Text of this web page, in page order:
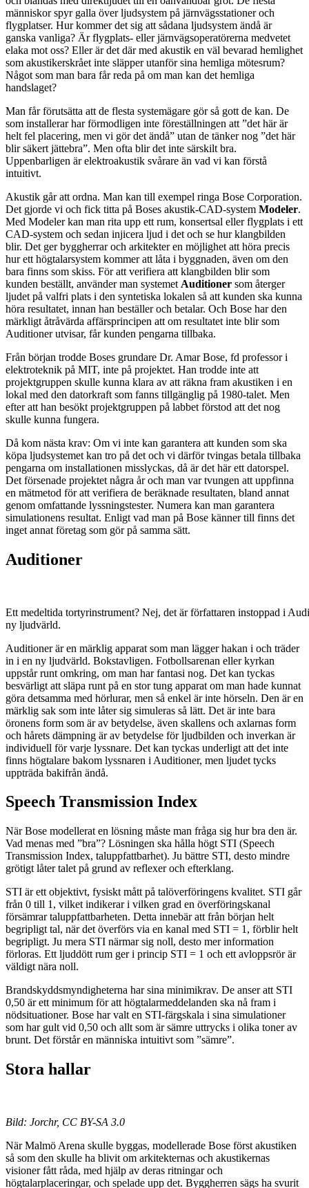
människor spyr galla över ljudsystem på järnvägsstationer och
flygplatser. Hur kommer det sig att sådana ljudsystem ändå är
ganska vanliga? Är flygplats- eller järnvägsoperatörerna medvetet
elaka mot oss? Eller är det där med akustik en väl bevarad hemlighet
som akustikerskrået inte släpper utanför sina hemliga mötesrum?
Något som man bara får reda på om man kan det hemliga
handslaget?
Man får förutsätta att de flesta systemägare gör så gott de kan. De
som installerar har förmodligen inte föreställningen att ”det här är
helt fel placering, men vi gör det ändå” utan de tänker nog ”det här
blir säkert jättebra”. Men ofta blir det inte särskilt bra.
Uppenbarligen är elektroakustik svårare än vad vi kan förstå
intuitivt.
Akustik går att ordna. Man kan till exempel ringa Bose Corporation.
Det gjorde vi och fick titta på Boses akustik-CAD-system Modeler.
Med Modeler kan man rita upp ett rum, konsertsal eller flygplats i ett
CAD-system och sedan injicera ljud i det och se hur klangbilden
blir. Det ger byggherrar och arkitekter en möjlighet att höra precis
hur ett högtalarsystem kommer att låta i byggnaden, även om den
bara finns som skiss. För att verifiera att klangbilden blir som
kunden beställt, använder man systemet Auditioner som återger
ljudet på valfri plats i den syntetiska lokalen så att kunden ska kunna
höra resultatet, innan han beställer och betalar. Och Bose har den
märkligt åtråvärda affärsprincipen att om resultatet inte blir som
Auditioner utvisar, får kunden pengarna tillbaka.
Från början trodde Boses grundare Dr. Amar Bose, fd professor i
elektroteknik på MIT, inte på projektet. Han trodde inte att
projektgruppen skulle kunna klara av att räkna fram akustiken i en
lokal med den datorkraft som fanns tillgänglig på 1980-talet. Men
efter att han besökt projektgruppen på labbet förstod att det nog
skulle kunna fungera.
Då kom nästa krav: Om vi inte kan garantera att kunden som ska
köpa ljudsystemet kan tro på det och vi därför tvingas betala tillbaka
pengarna om installationen misslyckas, då är det här ett datorspel.
Det försenade projektet några år och man var tvungen att uppfinna
en mätmetod för att verifiera de beräknade resultaten, bland annat
genom omfattande lyssningstester. Numera kan man garantera
simulationens resultat. Enligt vad man på Bose känner till finns det
inget annat företag som gör på samma sätt.
Auditioner
Ett medeltida tortyrinstrument? Nej, det är författaren instoppad i
ny ljudvärld.
Auditioner är en märklig apparat som man lägger hakan i och träder
in i en ny ljudvärld. Bokstavligen. Fotbollsarenan eller kyrkan
uppstår runt omkring, om man har fantasi nog. Det kan tyckas
besvärligt att släpa runt på en stor tung apparat om man hade kunnat
göra detsamma med hörlurar, men så enkel är inte hörseln. Den är en
märklig sak som inte låter sig simuleras så lätt. Det är inte bara
öronens form som är av betydelse, även skallens och axlarnas form
och hårets dämpning är av betydelse för ljudbilden och inverkan är
individuell för varje lyssnare. Det kan tyckas underligt att det inte
finns högtalare bakom lyssnaren i Auditioner, men ljudet tycks
uppträda bakifrån ändå.
Speech Transmission Index
När Bose modellerat en lösning måste man fråga sig hur bra den är.
Vad menas med ”bra”? Lösningen ska hålla högt STI (Speech
Transmission Index, taluppfattbarhet). Ju bättre STI, desto mindre
grötigt låter talet på grund av reflexer och efterklang.
STI är ett objektivt, fysiskt mått på talöverföringens kvalitet. STI går
från 0 till 1, vilket indikerar i vilken grad en överföringskanal
försämrar taluppfattbarheten. Detta innebär att från början helt
begripligt tal, när det överförs via en kanal med STI = 1, förblir helt
begripligt. Ju mera STI närmar sig noll, desto mer information
förloras. Ett ljuddött rum ger i princip STI = 1 och ett avloppsrör är
väldigt nära noll.
Brandskyddsmyndigheterna har sina minimikrav. De anser att STI
0,50 är ett minimum för att högtalarmeddelanden ska nå fram i
nödsituationer. Bose har valt en STI-färgskala i sina simulationer
som har gult vid 0,50 och allt som är sämre uttrycks i olika toner av
brunt. Det förstår en människa intuitivt som ”sämre”.
Stora hallar
Bild: Jorchr, CC BY-SA 3.0
När Malmö Arena skulle byggas, modellerade Bose först akustiken
så som den skulle ha blivit om arkitekternas och akustikernas
visioner fått råda, med hjälp av deras ritningar och
högtalarplaceringar, och spelade upp det. Byggherren sägs ha svurit